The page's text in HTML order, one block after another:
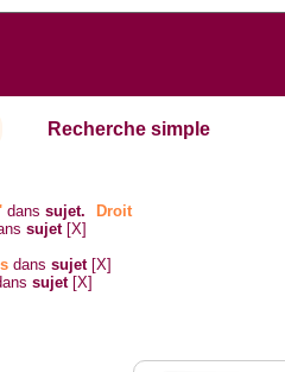
Recherche simple
danssujet.
Droit
sujet [X]
danssujet [X]
sujet [X]